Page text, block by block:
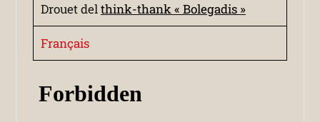
Drouet delthink-thank « Bolegadis »
Français